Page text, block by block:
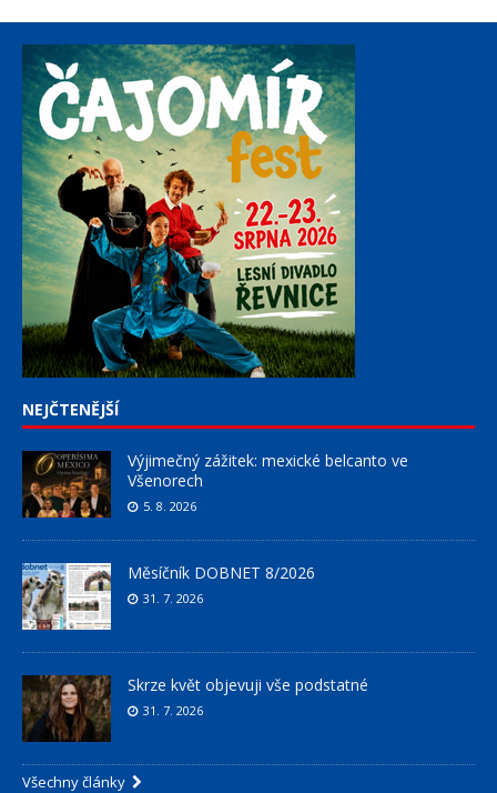
NEJČTENĚJŠÍ
Výjimečný zážitek: mexické belcanto ve
Všenorech
5. 8. 2026
Měsíčník DOBNET 8/2026
31. 7. 2026
Skrze květ objevuji vše podstatné
31. 7. 2026
Všechny články